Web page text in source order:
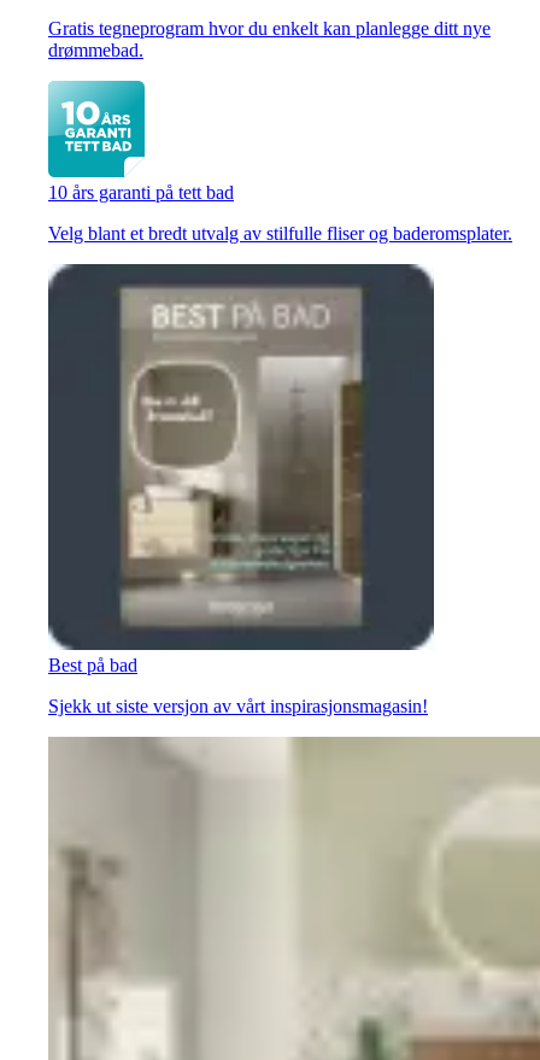
Gratis tegneprogram hvor du enkelt kan planlegge ditt nye
drømmebad.
10 års garanti på tett bad
Velg blant et bredt utvalg av stilfulle fliser og baderomsplater.
Best på bad
Sjekk ut siste versjon av vårt inspirasjonsmagasin!